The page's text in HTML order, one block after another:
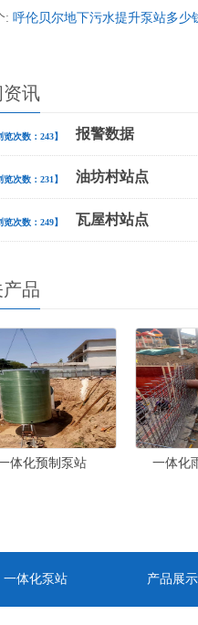
: 呼伦贝尔地下污水提升泵站多少
资讯
览次数：243】 报警数据
览次数：231】 油坊村站点
览次数：249】 瓦屋村站点
品
体化预制泵站 一体化
一体化泵站 产品展示